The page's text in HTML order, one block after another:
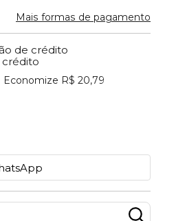
Mais formas de pagamento
de crédito
Economize R$ 20,79